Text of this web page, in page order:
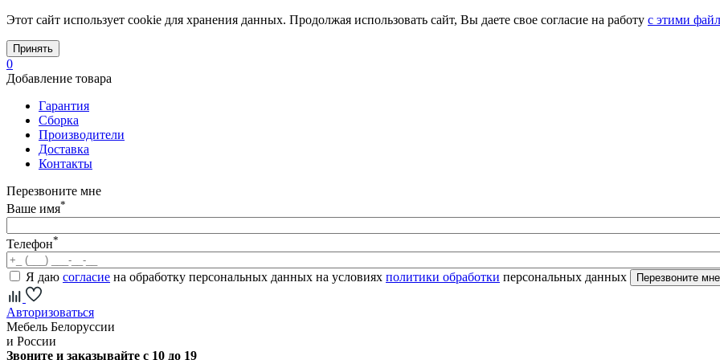
Этот сайт использует cookie для хранения данных. Продолжая использовать сайт, Вы даете свое согласие на работу с этими
Принять
0
Добавление товара
Гарантия
Сборка
Производители
Доставка
Контакты
Перезвоните мне
Ваше имя*
Телефон*
Я даю согласие на обработку персональных данных на условиях политики обработки персональных данных
Авторизоваться
Мебель Белоруссии
и России
Звоните и заказывайте с 10 до 19